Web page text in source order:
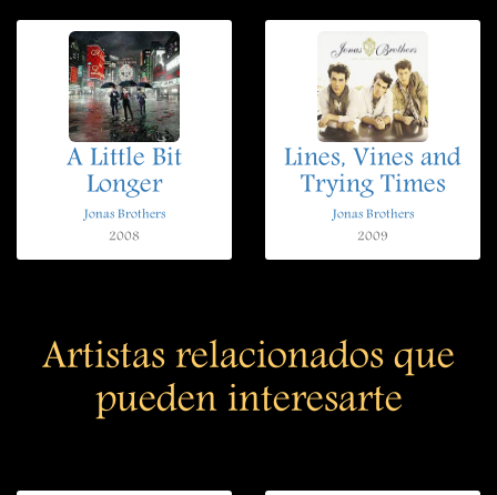
A Little Bit
Longer
Jonas Brothers
2008
Lines, Vines and
Trying Times
Jonas Brothers
2009
Artistas relacionados que
pueden interesarte